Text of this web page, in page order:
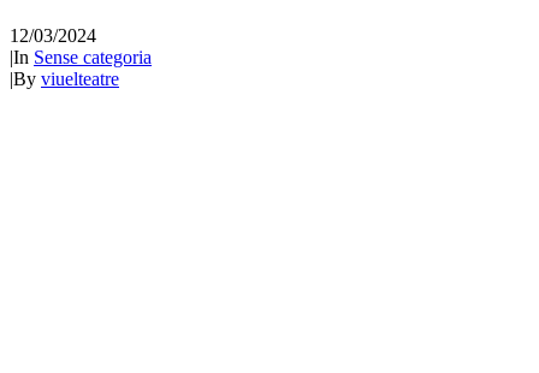
12/03/2024
|In Sense categoria
|By viuelteatre